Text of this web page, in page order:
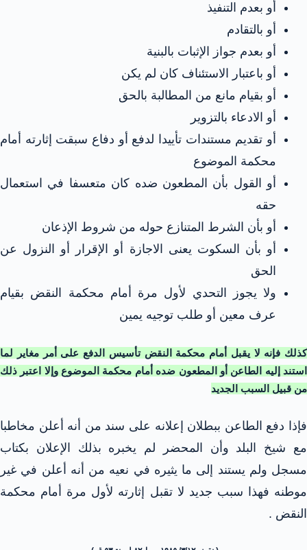
أو بعدم التنفيذ
أو بالتقادم
أو بعدم جواز الإثبات بالبنية
أو باعتبار الاستئناف كان لم يكن
أو بقيام مانع من المطالبة بالحق
أو الادعاء بالتزوير
أو تقديم مستندات تأييدا لدفع أو دفاع سبقت إثارته أمام
محكمة الموضوع
أو القول بأن المطعون ضده كان متعسفا في استعمال
حقه
أو بأن الشرط المتنازع حوله من شروط الإذعان
أو بأن السكوت يعنى الاجازة أو الإقرار أو النزول عن
الحق
ولا يجوز التحدي لأول مرة أمام محكمة النقض بقيام
عرف معين أو طلب توجيه يمين
كذلك فإنه لا يقبل أمام محكمة النقض تأسيس الدفع على أمر مغاير لما
استند إليه الطاعن أو المطعون ضده أمام محكمة الموضوع وإلا اعتبر ذلك
من قبيل السبب الجديد
فإذا دفع الطاعن ببطلان إعلانه على سند من أنه أعلن مخاطبا
مع شيخ البلد وأن المحضر لم يخبره بذلك الإعلان بكتاب
مسجل ولم يستند إلى ما يثيره في نعيه من أنه أعلن في غير
موطنه فهذا سبب جديد لا تقبل إثارته لأول مرة أمام محكمة
النقض .